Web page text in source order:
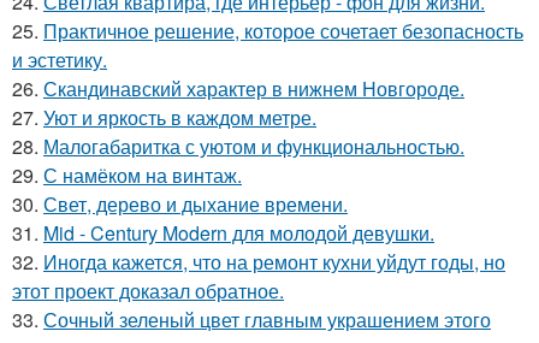
25. Практичное решение, которое сочетает безопасность
и эстетику.
26. Скандинавский характер в нижнем Новгороде.
27. Уют и яркость в каждом метре.
28. Малогабаритка с уютом и функциональностью.
29. С намёком на винтаж.
30. Свет, дерево и дыхание времени.
31. Mid - Century Modern для молодой девушки.
32. Иногда кажется, что на ремонт кухни уйдут годы, но
этот проект доказал обратное.
33. Сочный зеленый цвет главным украшением этого